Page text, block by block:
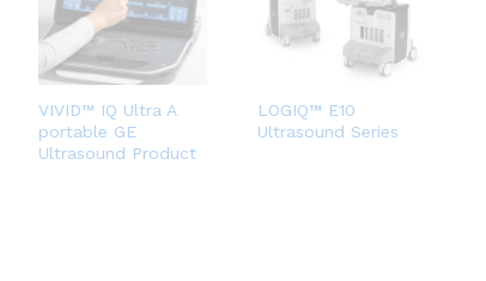
VIVID™ IQ Ultra A
portable GE
Ultrasound Product
LOGIQ™ E10
Ultrasound Series